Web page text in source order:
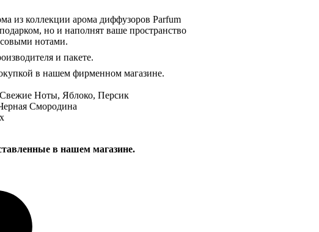
из коллекции арома диффузоров Parfum
но и наполнят ваше пространство
нотами.
и пакете.
в нашем фирменном магазине.
Ноты, Яблоко, Персик
Смородина
в нашем магазине.